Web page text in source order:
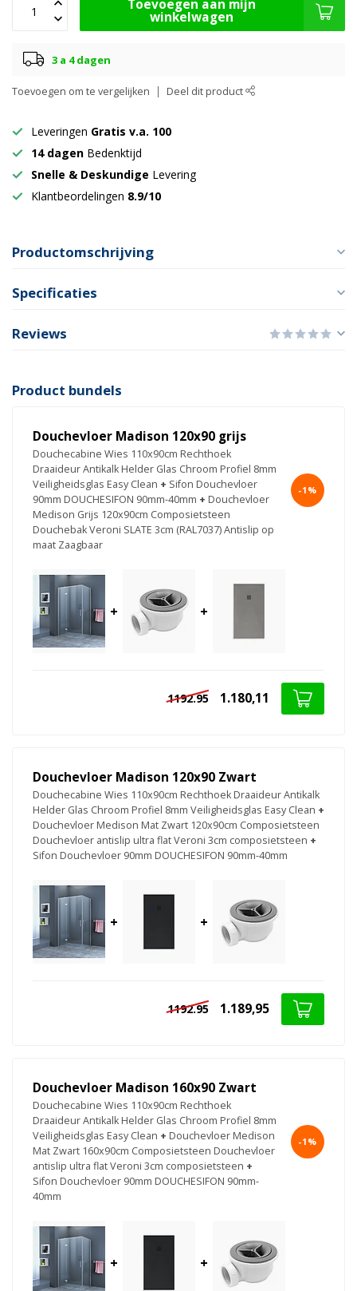
Toevoegen aan mijn
winkelwagen
3 a 4 dagen
Toevoegen om te vergelijken Deel dit product
Leveringen Gratis v.a. 100
14 dagen Bedenktijd
Snelle & Deskundige Levering
Klantbeordelingen 8.9/10
Productomschrijving
Specificaties
Reviews
Product bundels
Douchevloer Madison 120x90 grijs
Douchecabine Wies 110x90cm Rechthoek
Draaideur Antikalk Helder Glas Chroom Profiel 8mm
Veiligheidsglas Easy Clean + Sifon Douchevloer
90mm DOUCHESIFON 90mm-40mm + Douchevloer
Medison Grijs 120x90cm Composietsteen
Douchebak Veroni SLATE 3cm (RAL7037) Antislip op
maat Zaagbaar
-1%
+ +
1192.95 1.180,11
Douchevloer Madison 120x90 Zwart
Douchecabine Wies 110x90cm Rechthoek Draaideur Antikalk
Helder Glas Chroom Profiel 8mm Veiligheidsglas Easy Clean +
Douchevloer Medison Mat Zwart 120x90cm Composietsteen
Douchevloer antislip ultra flat Veroni 3cm composietsteen +
Sifon Douchevloer 90mm DOUCHESIFON 90mm-40mm
+ +
1192.95 1.189,95
Douchevloer Madison 160x90 Zwart
Douchecabine Wies 110x90cm Rechthoek
Draaideur Antikalk Helder Glas Chroom Profiel 8mm
Veiligheidsglas Easy Clean + Douchevloer Medison
Mat Zwart 160x90cm Composietsteen Douchevloer
antislip ultra flat Veroni 3cm composietsteen +
Sifon Douchevloer 90mm DOUCHESIFON 90mm-
40mm
-1%
+ +